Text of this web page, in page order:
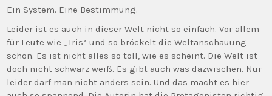
Ein System. Eine Bestimmung.
Leider ist es auch in dieser Welt nicht so einfach. Vor allem
für Leute wie „Tris“ und so bröckelt die Weltanschauung
schon. Es ist nicht alles so toll, wie es scheint. Die Welt ist
doch nicht schwarz weiß. Es gibt auch was dazwischen. Nur
leider darf man nicht anders sein. Und das macht es hier